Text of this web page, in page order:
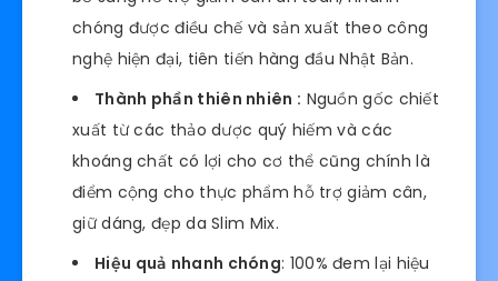
chóng được điều chế và sản xuất theo công
nghệ hiện đại, tiên tiến hàng đầu Nhật Bản.
Thành phần thiên nhiên : Nguồn gốc chiết
xuất từ các thảo dược quý hiếm và các
khoáng chất có lợi cho cơ thể cũng chính là
điểm cộng cho thực phẩm hỗ trợ giảm cân,
giữ dáng, đẹp da Slim Mix.
Hiệu quả nhanh chóng: 100% đem lại hiệu